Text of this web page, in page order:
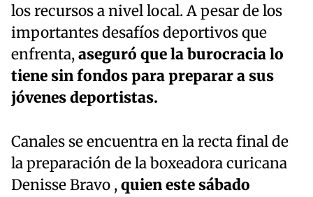
los recursos a nivel local. A pesar de los
importantes desafíos deportivos que
enfrenta,aseguró que la burocracia lo
tiene sin fondos para preparar a sus
jóvenes deportistas.
Canales se encuentra en la recta final de
la preparación de la boxeadora curicana
Denisse Bravo ,quien este sábado